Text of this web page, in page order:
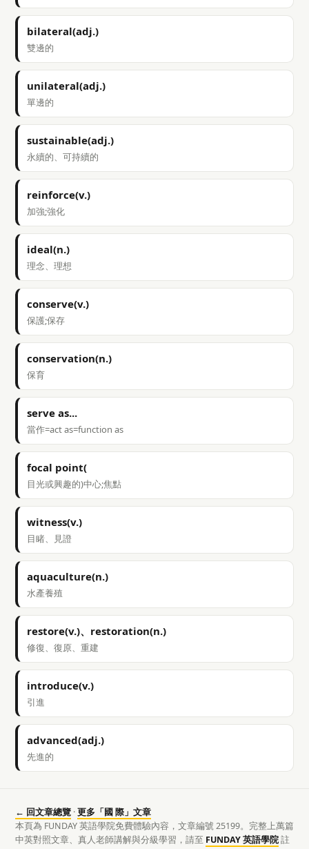
bilateral(adj.)
雙邊的
unilateral(adj.)
單邊的
sustainable(adj.)
永續的、可持續的
reinforce(v.)
加強;強化
ideal(n.)
理念、理想
conserve(v.)
保護;保存
conservation(n.)
保育
serve as...
當作=act as=function as
focal point(
目光或興趣的)中心;焦點
witness(v.)
目睹、見證
aquaculture(n.)
水產養殖
restore(v.)、restoration(n.)
修復、復原、重建
introduce(v.)
引進
advanced(adj.)
先進的
← 回文章總覽 ·更多「國 際」文章
本頁為 FUNDAY 英語學院免費體驗內容，文章編號 25199。完整上萬篇
中英對照文章、真人老師講解與分級學習，請至 FUNDAY 英語學院註